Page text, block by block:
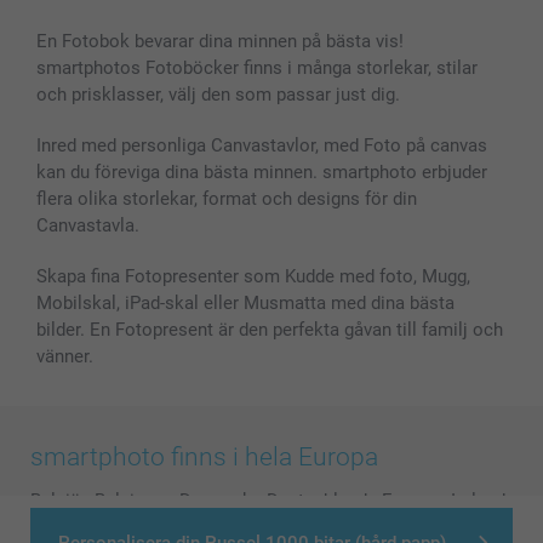
Skal till Mobil & Surfplatta
MyNameBook
Fotoramar & Tillbehör
Presentkort
Alla fotoprodukter
Sitemap
Villkor och garantier
smartbonus
Priser & betalning
En Fotobok bevarar dina minnen på bästa vis!
smartphotos Fotoböcker finns i många storlekar, stilar
och prisklasser, välj den som passar just dig.
Inred med personliga Canvastavlor, med Foto på canvas
kan du föreviga dina bästa minnen. smartphoto erbjuder
flera olika storlekar, format och designs för din
Canvastavla.
Skapa fina Fotopresenter som Kudde med foto, Mugg,
Mobilskal, iPad-skal eller Musmatta med dina bästa
bilder. En Fotopresent är den perfekta gåvan till familj och
vänner.
smartphoto finns i hela Europa
België Belgique Danmark Deutschland France
Ireland
Nederland - Norge Österreich - Schweiz - Suisse